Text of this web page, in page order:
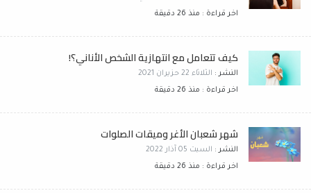
اخر قراءة : منذ 26 دقيقة
كيف تتعامل مع انتهازية الشخص الأناني؟!
النشر : الثلاثاء 22 حزيران 2021
اخر قراءة : منذ 26 دقيقة
شهر شعبان الأغر وميقات الصلوات
النشر : السبت 05 آذار 2022
اخر قراءة : منذ 26 دقيقة